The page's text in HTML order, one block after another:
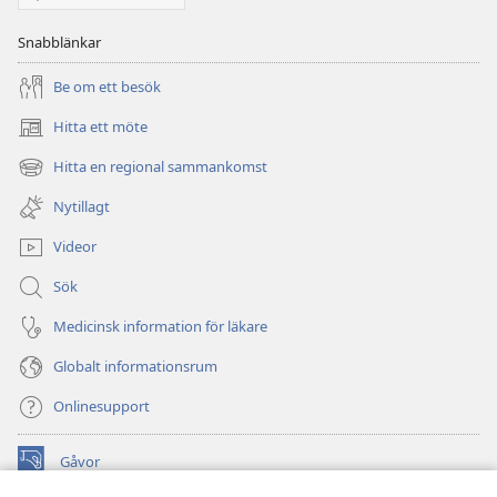
Snabblänkar
Be om ett besök
Hitta ett möte
(öppnar
nytt
fönster)
Hitta en regional sammankomst
(öppnar
nytt
fönster)
Nytillagt
Videor
Sök
Medicinsk information för läkare
Globalt informationsrum
Onlinesupport
Gåvor
(öppnar